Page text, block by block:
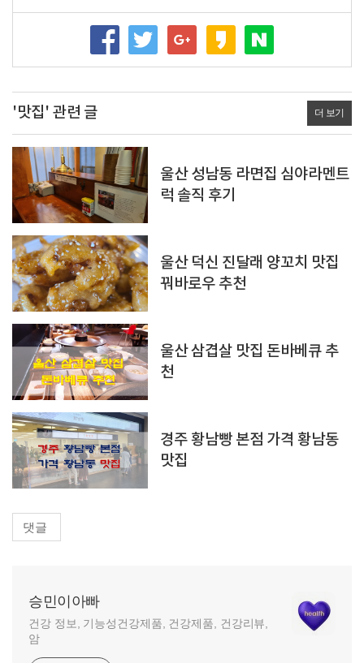
'맛집' 관련 글 더 보기
울산 성남동 라면집 심야라멘트
럭 솔직 후기
울산 덕신 진달래 양꼬치 맛집
꿔바로우 추천
울산 삼겹살 맛집 돈바베큐 추
천
경주 황남빵 본점 가격 황남동
맛집
댓글
승민이아빠
건강 정보, 기능성건강제품, 건강제품, 건강리뷰,
암